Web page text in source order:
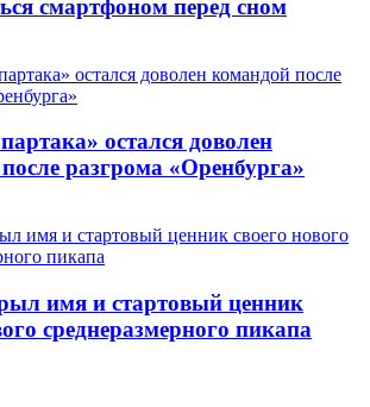
смартфоном перед сном
остался доволен
разгрома «Оренбурга»
имя и стартовый ценник
среднеразмерного пикапа